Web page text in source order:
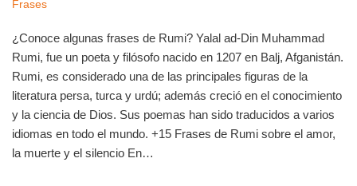
Frases
¿Conoce algunas frases de Rumi? Yalal ad-Din Muhammad
Rumi, fue un poeta y filósofo nacido en 1207 en Balj, Afganistán.
Rumi, es considerado una de las principales figuras de la
literatura persa, turca y urdú; además creció en el conocimiento
y la ciencia de Dios. Sus poemas han sido traducidos a varios
idiomas en todo el mundo. +15 Frases de Rumi sobre el amor,
la muerte y el silencio En…